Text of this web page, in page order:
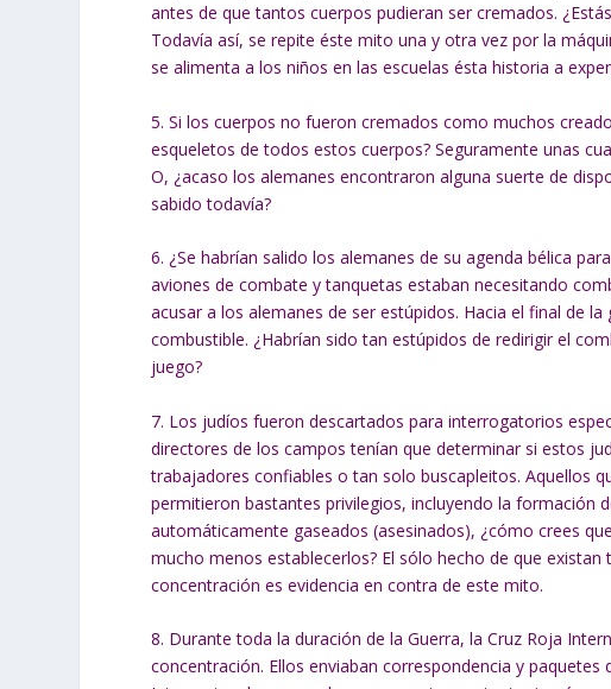
antes de que tantos cuerpos pudieran ser cremados.
Todavía así, se repite éste mito una y otra vez por la
se alimenta a los niños en las escuelas ésta historia a
5. Si los cuerpos no fueron cremados como muchos
esqueletos de todos estos cuerpos? Seguramente unas
O, ¿acaso los alemanes encontraron alguna suerte de
sabido todavía?
6. ¿Se habrían salido los alemanes de su agenda bélica
aviones de combate y tanquetas estaban necesitando
acusar a los alemanes de ser estúpidos. Hacia el final de
combustible. ¿Habrían sido tan estúpidos de redirigir el
juego?
7. Los judíos fueron descartados para interrogatorios
directores de los campos tenían que determinar si estos
trabajadores confiables o tan solo buscapleitos. Aquellos
permitieron bastantes privilegios, incluyendo la formación
automáticamente gaseados (asesinados), ¿cómo crees
mucho menos establecerlos? El sólo hecho de que
concentración es evidencia en contra de este mito.
8. Durante toda la duración de la Guerra, la Cruz Roja
concentración. Ellos enviaban correspondencia y